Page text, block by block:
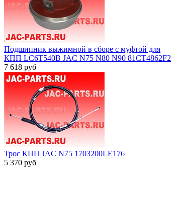
Подшипник выжимной в сборе с муфтой для
КПП LC6T540B JAC N75 N80 N90 81CT4862F2
7 618 руб
Трос КПП JAC N75 1703200LE176
5 370 руб